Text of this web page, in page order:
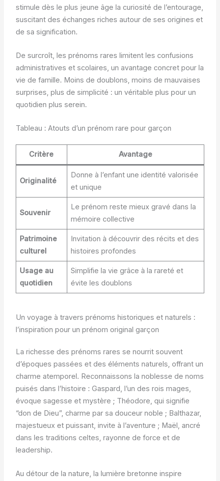
stimule dès le plus jeune âge la curiosité de l’entourage,
suscitant des échanges riches autour de ses origines et
de sa signification.
De surcroît, les prénoms rares limitent les confusions
administratives et scolaires, un avantage concret pour la
vie de famille. Moins de doublons, moins de mauvaises
surprises, plus de simplicité : un véritable plus pour un
quotidien plus serein.
Tableau : Atouts d’un prénom rare pour garçon
Critère Avantage
Originalité
Donne à l’enfant une identité valorisée
et unique
Souvenir
Le prénom reste mieux gravé dans la
mémoire collective
Patrimoine
culturel
Invitation à découvrir des récits et des
histoires profondes
Usage au
quotidien
Simplifie la vie grâce à la rareté et
évite les doublons
Un voyage à travers prénoms historiques et naturels :
l’inspiration pour un prénom original garçon
La richesse des prénoms rares se nourrit souvent
d’époques passées et des éléments naturels, offrant un
charme atemporel. Reconnaissons la noblesse de noms
puisés dans l’histoire : Gaspard, l’un des rois mages,
évoque sagesse et mystère ; Théodore, qui signifie
“don de Dieu”, charme par sa douceur noble ; Balthazar,
majestueux et puissant, invite à l’aventure ; Maël, ancré
dans les traditions celtes, rayonne de force et de
leadership.
Au détour de la nature, la lumière bretonne inspire